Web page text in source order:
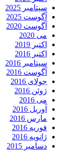
سپتامبر 2025
آگوست 2025
آگوست 2020
می 2020
اکتبر 2019
اکتبر 2016
سپتامبر 2016
آگوست 2016
جولای 2016
ژوئن 2016
می 2016
آوریل 2016
مارس 2016
فوریه 2016
ژانویه 2016
دسامبر 2015